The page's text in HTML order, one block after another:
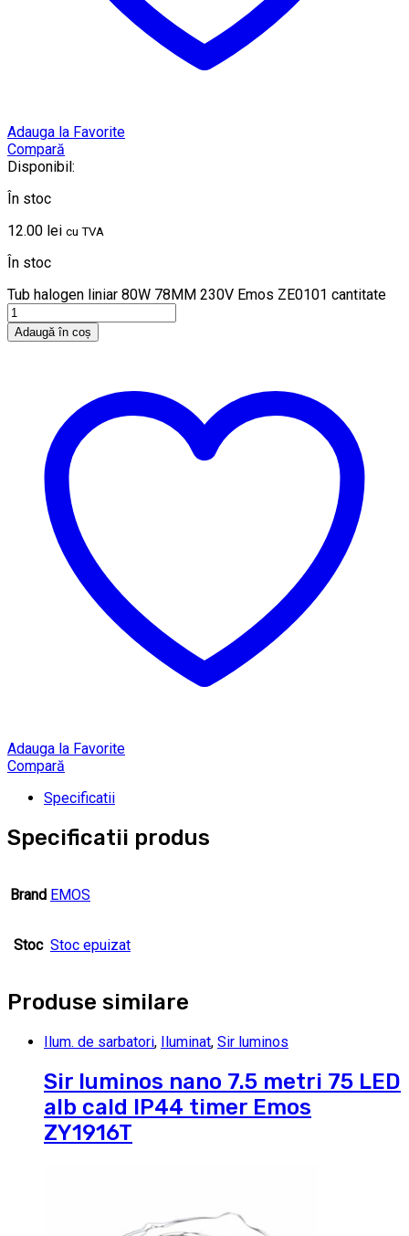
Adauga la Favorite
Compară
Disponibil:
În stoc
12.00 lei cu TVA
În stoc
Tub halogen liniar 80W 78MM 230V Emos ZE0101 cantitate
Adaugă în coș
Adauga la Favorite
Compară
Specificatii
Specificatii produs
Brand EMOS
Stoc Stoc epuizat
Produse similare
Ilum. de sarbatori, Iluminat, Sir luminos
Sir luminos nano 7.5 metri 75 LED
alb cald IP44 timer Emos
ZY1916T